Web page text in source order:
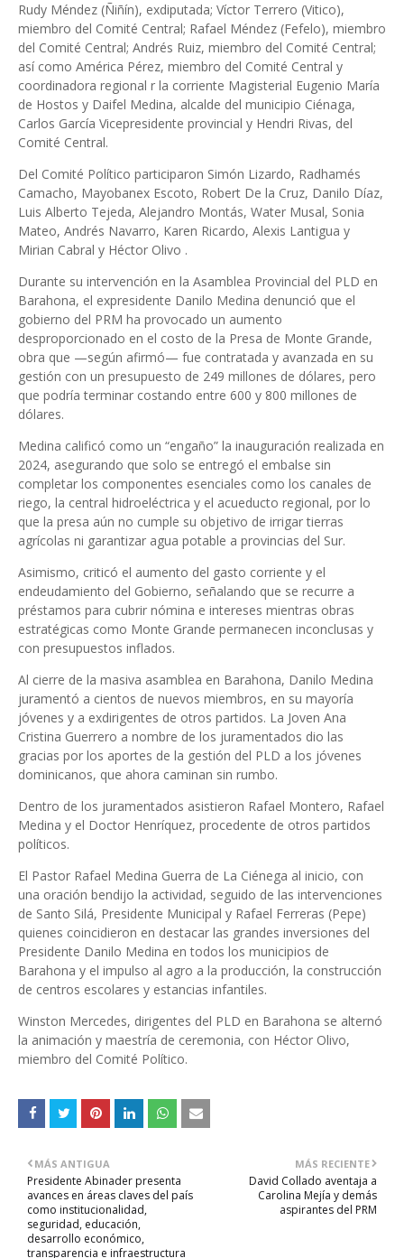
Rudy Méndez (Ñiñín), exdiputada; Víctor Terrero (Vitico),
miembro del Comité Central; Rafael Méndez (Fefelo), miembro
del Comité Central; Andrés Ruiz, miembro del Comité Central;
así como América Pérez, miembro del Comité Central y
coordinadora regional r la corriente Magisterial Eugenio María
de Hostos y Daifel Medina, alcalde del municipio Ciénaga,
Carlos García Vicepresidente provincial y Hendri Rivas, del
Comité Central.
Del Comité Político participaron Simón Lizardo, Radhamés
Camacho, Mayobanex Escoto, Robert De la Cruz, Danilo Díaz,
Luis Alberto Tejeda, Alejandro Montás, Water Musal, Sonia
Mateo, Andrés Navarro, Karen Ricardo, Alexis Lantigua y
Mirian Cabral y Héctor Olivo .
Durante su intervención en la Asamblea Provincial del PLD en
Barahona, el expresidente Danilo Medina denunció que el
gobierno del PRM ha provocado un aumento
desproporcionado en el costo de la Presa de Monte Grande,
obra que —según afirmó— fue contratada y avanzada en su
gestión con un presupuesto de 249 millones de dólares, pero
que podría terminar costando entre 600 y 800 millones de
dólares.
Medina calificó como un “engaño” la inauguración realizada en
2024, asegurando que solo se entregó el embalse sin
completar los componentes esenciales como los canales de
riego, la central hidroeléctrica y el acueducto regional, por lo
que la presa aún no cumple su objetivo de irrigar tierras
agrícolas ni garantizar agua potable a provincias del Sur.
Asimismo, criticó el aumento del gasto corriente y el
endeudamiento del Gobierno, señalando que se recurre a
préstamos para cubrir nómina e intereses mientras obras
estratégicas como Monte Grande permanecen inconclusas y
con presupuestos inflados.
Al cierre de la masiva asamblea en Barahona, Danilo Medina
juramentó a cientos de nuevos miembros, en su mayoría
jóvenes y a exdirigentes de otros partidos. La Joven Ana
Cristina Guerrero a nombre de los juramentados dio las
gracias por los aportes de la gestión del PLD a los jóvenes
dominicanos, que ahora caminan sin rumbo.
Dentro de los juramentados asistieron Rafael Montero, Rafael
Medina y el Doctor Henríquez, procedente de otros partidos
políticos.
El Pastor Rafael Medina Guerra de La Ciénega al inicio, con
una oración bendijo la actividad, seguido de las intervenciones
de Santo Silá, Presidente Municipal y Rafael Ferreras (Pepe)
quienes coincidieron en destacar las grandes inversiones del
Presidente Danilo Medina en todos los municipios de
Barahona y el impulso al agro a la producción, la construcción
de centros escolares y estancias infantiles.
Winston Mercedes, dirigentes del PLD en Barahona se alternó
la animación y maestría de ceremonia, con Héctor Olivo,
miembro del Comité Político.
MÁS RECIENTE
David Collado aventaja a
Carolina Mejía y demás
aspirantes del PRM
MÁS ANTIGUA
Presidente Abinader presenta
avances en áreas claves del país
como institucionalidad,
seguridad, educación,
desarrollo económico,
transparencia e infraestructura